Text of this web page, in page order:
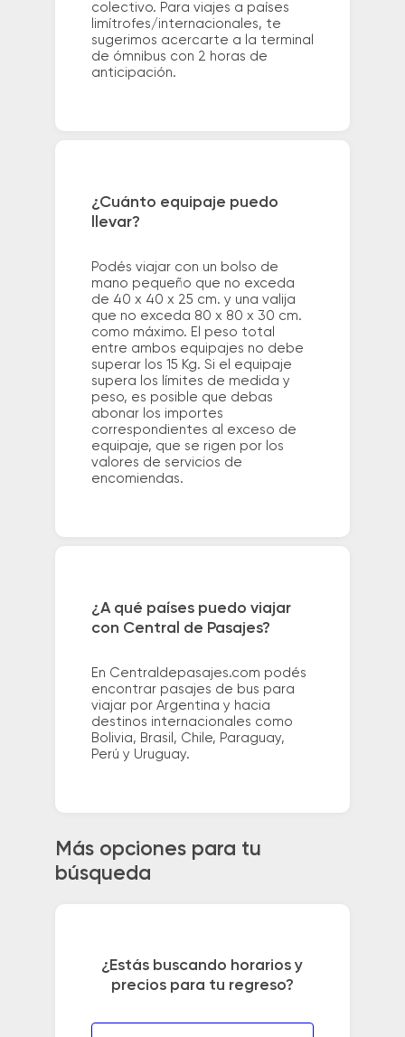
colectivo. Para viajes a países
limítrofes/internacionales, te
sugerimos acercarte a la terminal
de ómnibus con 2 horas de
anticipación.
¿Cuánto equipaje puedo
llevar?
Podés viajar con un bolso de
mano pequeño que no exceda
de 40 x 40 x 25 cm. y una valija
que no exceda 80 x 80 x 30 cm.
como máximo. El peso total
entre ambos equipajes no debe
superar los 15 Kg. Si el equipaje
supera los límites de medida y
peso, es posible que debas
abonar los importes
correspondientes al exceso de
equipaje, que se rigen por los
valores de servicios de
encomiendas.
¿A qué países puedo viajar
con Central de Pasajes?
En Centraldepasajes.com podés
encontrar pasajes de bus para
viajar por Argentina y hacia
destinos internacionales como
Bolivia, Brasil, Chile, Paraguay,
Perú y Uruguay.
Más opciones para tu
búsqueda
¿Estás buscando horarios y
precios para tu regreso?